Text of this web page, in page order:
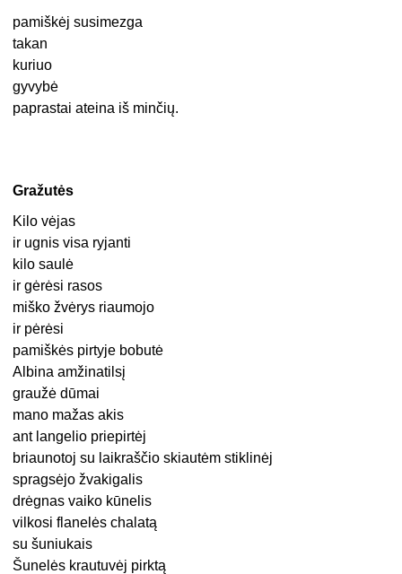
pamiškėj susimezga
takan
kuriuo
gyvybė
paprastai ateina iš minčių.
Gražutės
Kilo vėjas
ir ugnis visa ryjanti
kilo saulė
ir gėrėsi rasos
miško žvėrys riaumojo
ir pėrėsi
pamiškės pirtyje bobutė
Albina amžinatilsį
graužė dūmai
mano mažas akis
ant langelio priepirtėj
briaunotoj su laikraščio skiautėm stiklinėj
spragsėjo žvakigalis
drėgnas vaiko kūnelis
vilkosi flanelės chalatą
su šuniukais
Šunelės krautuvėj pirktą